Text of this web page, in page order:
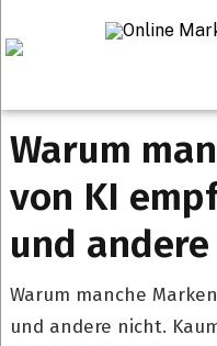
Startseite
Warum
von KI
und
Warum manche
und andere nicht.